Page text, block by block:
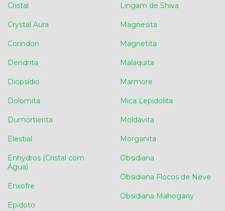
Cristal
Crystal Aura
Corindon
Dendrita
Diopsídio
Dolomita
Dumortierita
Elestial
Enhydros (Cristal com
Água)
Enxofre
Epidoto
Lingam de Shiva
Magnesita
Magnetita
Malaquita
Marmore
Mica Lepidolita
Moldavita
Morganita
Obsidiana
Obsidiana Flocos de Neve
Obsidiana Mahogany